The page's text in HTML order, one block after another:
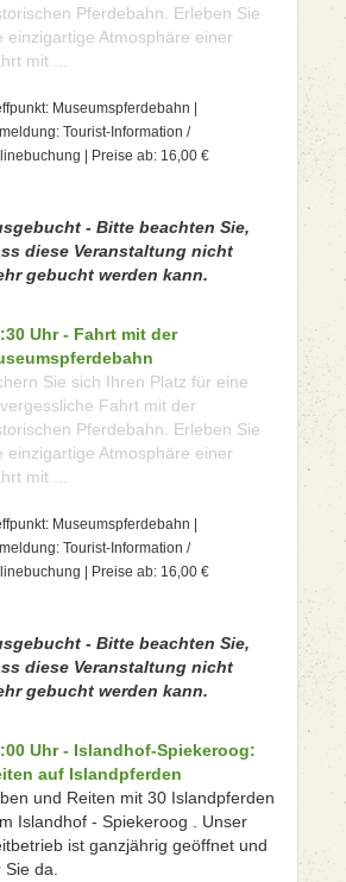
Pferdebahn. Erleben Sie
einzigartige Atmosphäre einer
mit ...
Museumspferdebahn |
Tourist-Information /
| Preise ab: 16,00 €
- Bitte beachten Sie,
diese Veranstaltung nicht
gebucht werden kann.
Uhr - Fahrt mit der
Sie sich Ihren Platz für eine
Fahrt mit der
Pferdebahn. Erleben Sie
einzigartige Atmosphäre einer
mit ...
Museumspferdebahn |
Tourist-Information /
| Preise ab: 16,00 €
- Bitte beachten Sie,
diese Veranstaltung nicht
gebucht werden kann.
Uhr - Islandhof-Spiekeroog:
auf Islandpferden
und Reiten mit 30 Islandpferden
Islandhof - Spiekeroog . Unser
ist ganzjährig geöffnet und
Sie da.